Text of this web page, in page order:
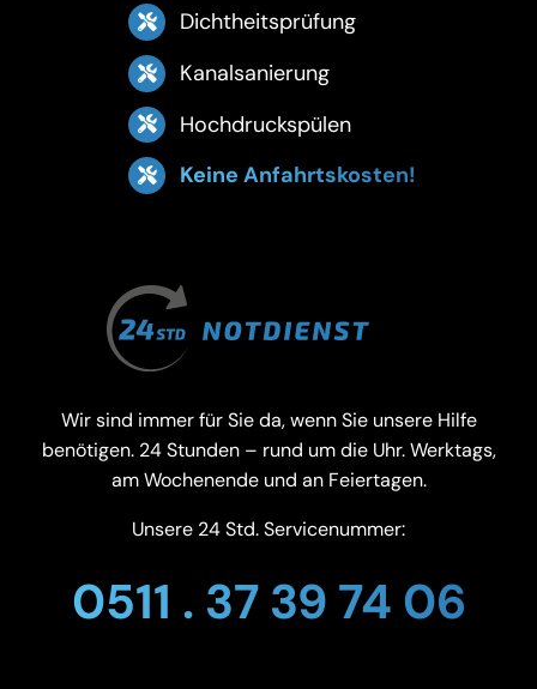
Dichtheitsprüfung
Kanalsanierung
Hochdruckspülen
Keine Anfahrtskosten!
Wir sind immer für Sie da, wenn Sie unsere Hilfe
benötigen. 24 Stunden – rund um die Uhr. Werktags,
am Wochenende und an Feiertagen.
Unsere 24 Std. Servicenummer:
0511 . 37 39 74 06